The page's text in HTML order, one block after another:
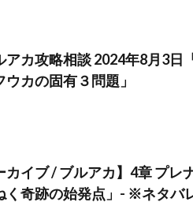
アカ攻略相談 2024年8月3日
カの固有３問題」
カイブ / ブルアカ】4章 プレ
く奇跡の始発点」- ※ネタバ